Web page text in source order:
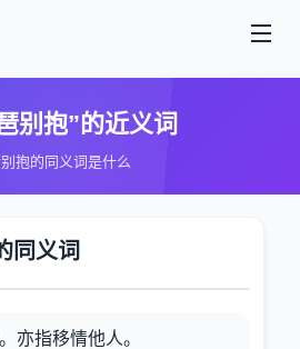
别抱”的近义词
抱的同义词是什么
同义词
亦指移情他人。